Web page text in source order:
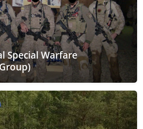
Special Warfare